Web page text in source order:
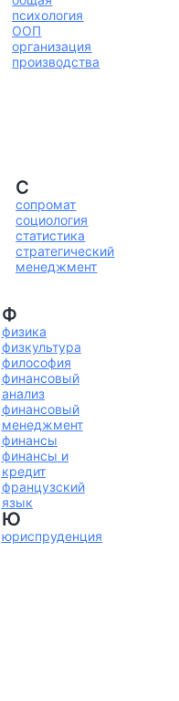
психология
ООП
организация
производства
С
сопромат
социология
статистика
стратегический
менеджмент
Ф
физика
физкультура
философия
финансовый
анализ
финансовый
менеджмент
финансы
финансы и
кредит
французский
язык
Ю
юриспруденция